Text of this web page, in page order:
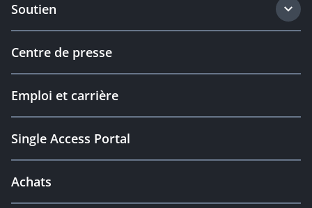
Soutien
Centre de presse
Emploi et carrière
Single Access Portal
Achats